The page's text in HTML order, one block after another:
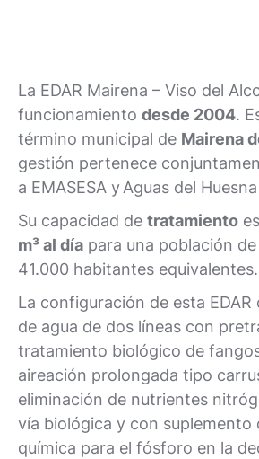
La EDAR Mairena – Viso del
funcionamiento desde 2004.
término municipal de Mairena
gestión pertenece
a EMASESA y Aguas del
Su capacidad de tratamiento
m³ al día para una población
41.000 habitantes equivalentes.
La configuración de esta EDAR
de agua de dos líneas con
tratamiento biológico de
aireación prolongada tipo
eliminación de nutrientes
vía biológica y con suplemento
química para el fósforo en la